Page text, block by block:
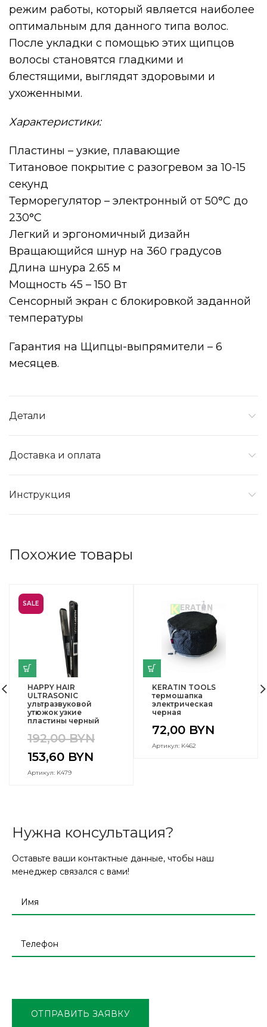
режим работы, который является наиболее
оптимальным для данного типа волос.
После укладки с помощью этих щипцов
волосы становятся гладкими и
блестящими, выглядят здоровыми и
ухоженными.
Характеристики:
Пластины – узкие, плавающие
Титановое покрытие с разогревом за 10-15
секунд
Терморегулятор – электронный от 50°С до
230°С
Легкий и эргономичный дизайн
Вращающийся шнур на 360 градусов
Длина шнура 2.65 м
Мощность 45 – 150 Вт
Сенсорный экран с блокировкой заданной
температуры
Гарантия на Щипцы-выпрямители – 6
месяцев.
Детали
Доставка и оплата
Инструкция
Похожие товары
SALE
HAPPY HAIR
ULTRASONIC
ультразвуковой
утюжок узкие
пластины черный
192,00BYN
153,60 BYN
Артикул: K479
KERATIN TOOLS
термошапка
электрическая
черная
72,00 BYN
Артикул: K462
Нужна консультация?
Оставьте ваши контактные данные, чтобы наш
менеджер связался с вами!
поле
пустым.
ОТПРАВИТЬ ЗАЯВКУ